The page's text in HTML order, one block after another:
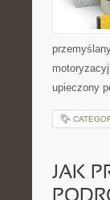
upieczony
JAK